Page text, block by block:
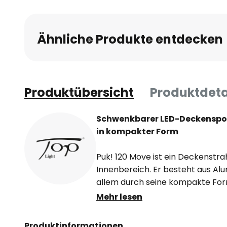
Ähnliche Produkte entdecken
Produktübersicht
Schwenkbarer LED-
in kompakter Form
Puk! 120 Move ist ein
Innenbereich. Er besteht aus
allem durch seine kompakte
360° schwenkbar und um 106°
Darüber hinaus lässt sich der
Mehr lesen